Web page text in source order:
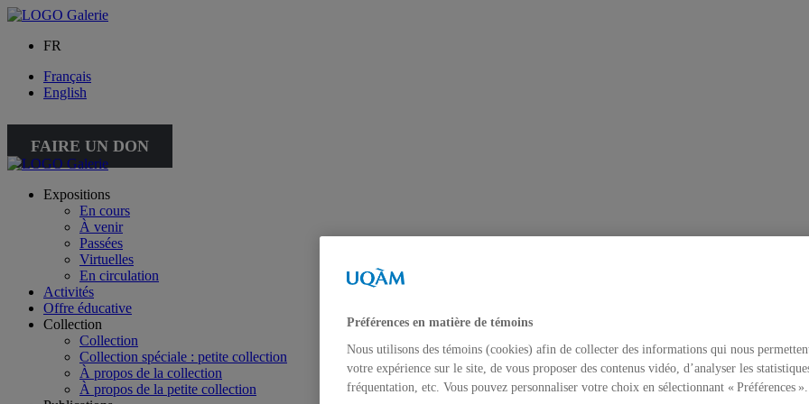
FR
Français
English
FAIRE UN DON
Expositions
En cours
À venir
Passées
Virtuelles
En circulation
Activités
Offre éducative
Collection
Collection
Collection spéciale : petite collection
À propos de la collection
À propos de la petite collection
Préférences en matière de témoins
Nous utilisons des témoins (cookies) afin de collecter des informations qui nous
votre expérience sur le site, de vous proposer des contenus vidéo, d’analyser les
fréquentation, etc. Vous pouvez personnaliser votre choix en sélectionnant « Préférences ».